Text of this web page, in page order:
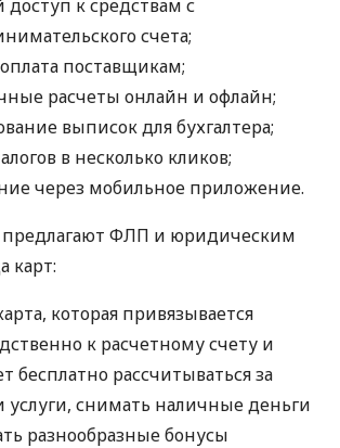
к средствам с
счета;
поставщикам;
расчеты онлайн и офлайн;
выписок для бухгалтера;
в несколько кликов;
через мобильное приложение.
ФЛП и юридическим
карт:
которая привязывается
к расчетному счету и
бесплатно рассчитываться за
услуги, снимать наличные деньги
разнообразные бонусы